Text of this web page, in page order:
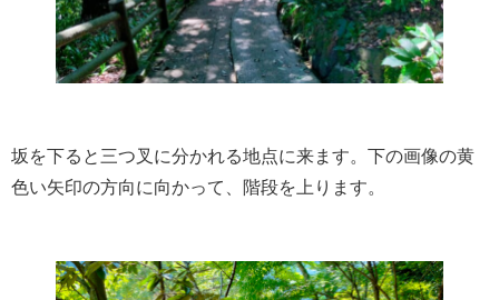
坂を下ると三つ叉に分かれる地点に来ます。下の画像の黄
色い矢印の方向に向かって、階段を上ります。